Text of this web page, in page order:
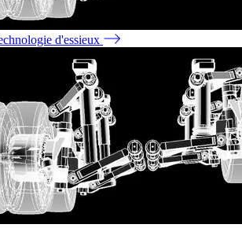
d'essieux